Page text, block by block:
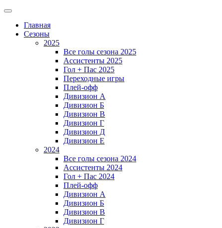
Главная
Сезоны
2025
Все голы сезона 2025
Ассистенты 2025
Гол + Пас 2025
Переходные игры
Плей-офф
Дивизион A
Дивизион Б
Дивизион В
Дивизион Г
Дивизион Д
Дивизион Е
2024
Все голы сезона 2024
Ассистенты 2024
Гол + Пас 2024
Плей-офф
Дивизион A
Дивизион Б
Дивизион В
Дивизион Г